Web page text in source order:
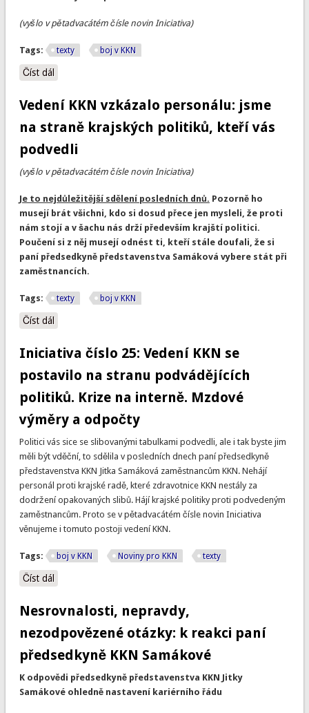
(vyšlo v pětadvacátém čísle novin Iniciativa)
Tags: texty boj v KKN
Číst dálMzdové výměry v KKN: za odpočty může vedení. Dodnes
Vedení KKN vzkázalo personálu: jsme
na straně krajských politiků, kteří vás
podvedli
(vyšlo v pětadvacátém čísle novin Iniciativa)
Je to nejdůležitější sdělení posledních dnů. Pozorně ho
musejí brát všichni, kdo si dosud přece jen mysleli, že proti
nám stojí a v šachu nás drží především krajští politici.
Poučení si z něj musejí odnést ti, kteří stále doufali, že si
paní předsedkyně představenstva Samáková vybere stát při
zaměstnancích.
Tags: texty boj v KKN
Číst dálVedení KKN vzkázalo personálu: jsme na straně krajských
Iniciativa číslo 25: Vedení KKN se
postavilo na stranu podvádějících
politiků. Krize na interně. Mzdové
výměry a odpočty
Politici vás sice se slibovanými tabulkami podvedli, ale i tak byste jim
měli být vděční, to sdělila v posledních dnech paní předsedkyně
představenstva KKN Jitka Samáková zaměstnancům KKN. Nehájí
personál proti krajské radě, které zdravotnice KKN nestály za
dodržení opakovaných slibů. Hájí krajské politiky proti podvedeným
zaměstnancům. Proto se v pětadvacátém čísle novin Iniciativa
věnujeme i tomuto postoji vedení KKN.
Tags: boj v KKN Noviny pro KKN texty
Číst dálIniciativa číslo 25: Vedení KKN se postavilo na stranu
odpočty
Nesrovnalosti, nepravdy,
nezodpovězené otázky: k reakci paní
předsedkyně KKN Samákové
K odpovědi předsedkyně představenstva KKN Jitky
Samákové ohledně nastavení kariérního řádu